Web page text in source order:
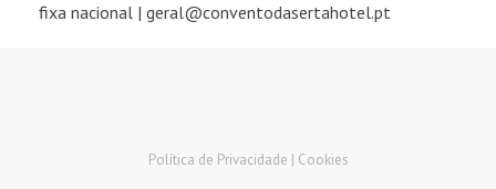
fixa nacional | geral@conventodasertahotel.pt
Política de Privacidade | Cookies